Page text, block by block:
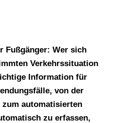
Fußgänger: Wer sich
Verkehrssituation
Information für
von der
automatisierten
zu erfassen,